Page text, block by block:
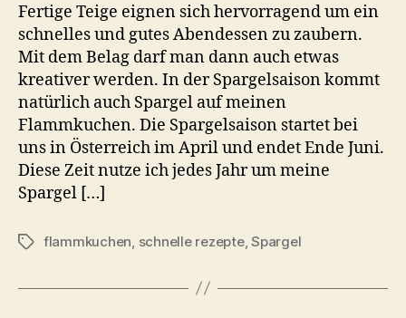
Fertige Teige eignen sich hervorragend um ein
schnelles und gutes Abendessen zu zaubern.
Mit dem Belag darf man dann auch etwas
kreativer werden. In der Spargelsaison kommt
natürlich auch Spargel auf meinen
Flammkuchen. Die Spargelsaison startet bei
uns in Österreich im April und endet Ende Juni.
Diese Zeit nutze ich jedes Jahr um meine
Spargel […]
Schlagwörter
flammkuchen, schnelle rezepte,Spargel